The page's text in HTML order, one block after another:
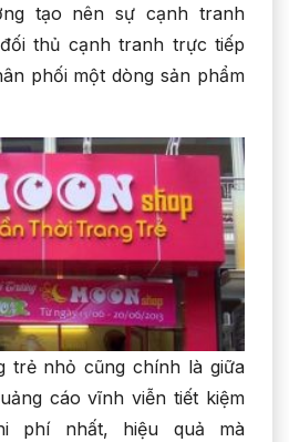
tạo nên sự cạnh tranh
thủ cạnh tranh trực tiếp
phối một dòng sản phẩm
trẻ nhỏ cũng chính là giữa
cáo vĩnh viễn tiết kiệm
phí nhất, hiệu quả mà